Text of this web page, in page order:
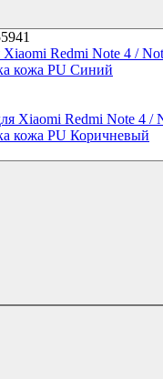
Redmi Note 4 /
кожа PU Синий